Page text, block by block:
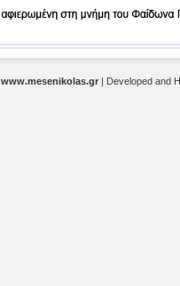
www.mesenikolas.gr | Developed and